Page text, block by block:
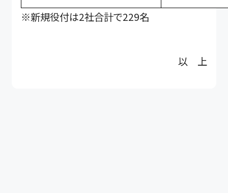
※新規役付は2社合計で229名
以 上